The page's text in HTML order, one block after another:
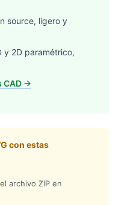
source, ligero y
2D paramétrico,
CAD →
con estas
archivo ZIP en